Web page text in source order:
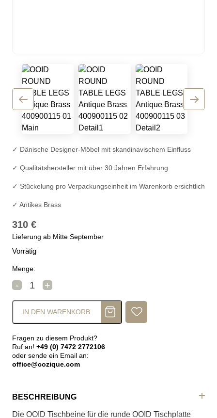
✓ Dänische Designer-Möbel mit skandinavischem Einfluss
✓ Qualitätshersteller mit über 30 Jahren Erfahrung
✓ Stückelung pro Verpackungseinheit im Warenkorb ersichtlich
✓ Antikes Brass
310 €
Lieferung ab Mitte September
Vorrätig
Menge:
-
DAN-FORM OOID Tischbeine Menge
+
IN DEN WARENKORB
Fragen zu diesem Produkt?
Ruf an! +49 (0) 7472 2772106
oder sende ein Email an:
office@cozique.com
BESCHREIBUNG
Die OOID Tischbeine für die runde OOID Tischplatte